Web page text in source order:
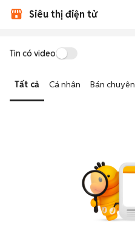
Siêu thị điện tử
Tin có video
Tất cả Cá nhân Bán chuyên